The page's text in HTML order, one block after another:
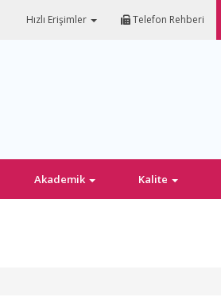
Hızlı Erişimler Telefon Rehberi
Akademik Kalite